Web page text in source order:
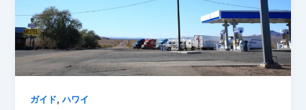
ガイド,ハワイ